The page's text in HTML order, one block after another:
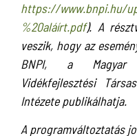
https://www.bnpi.hu/
%20aláírt.pdf). A
veszik, hogy az
BNPI, a Magyar
Vidékfejlesztési
Intézete publikálhatja.
A programváltoztatás